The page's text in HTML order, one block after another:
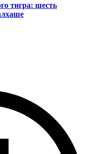
тигра: шесть